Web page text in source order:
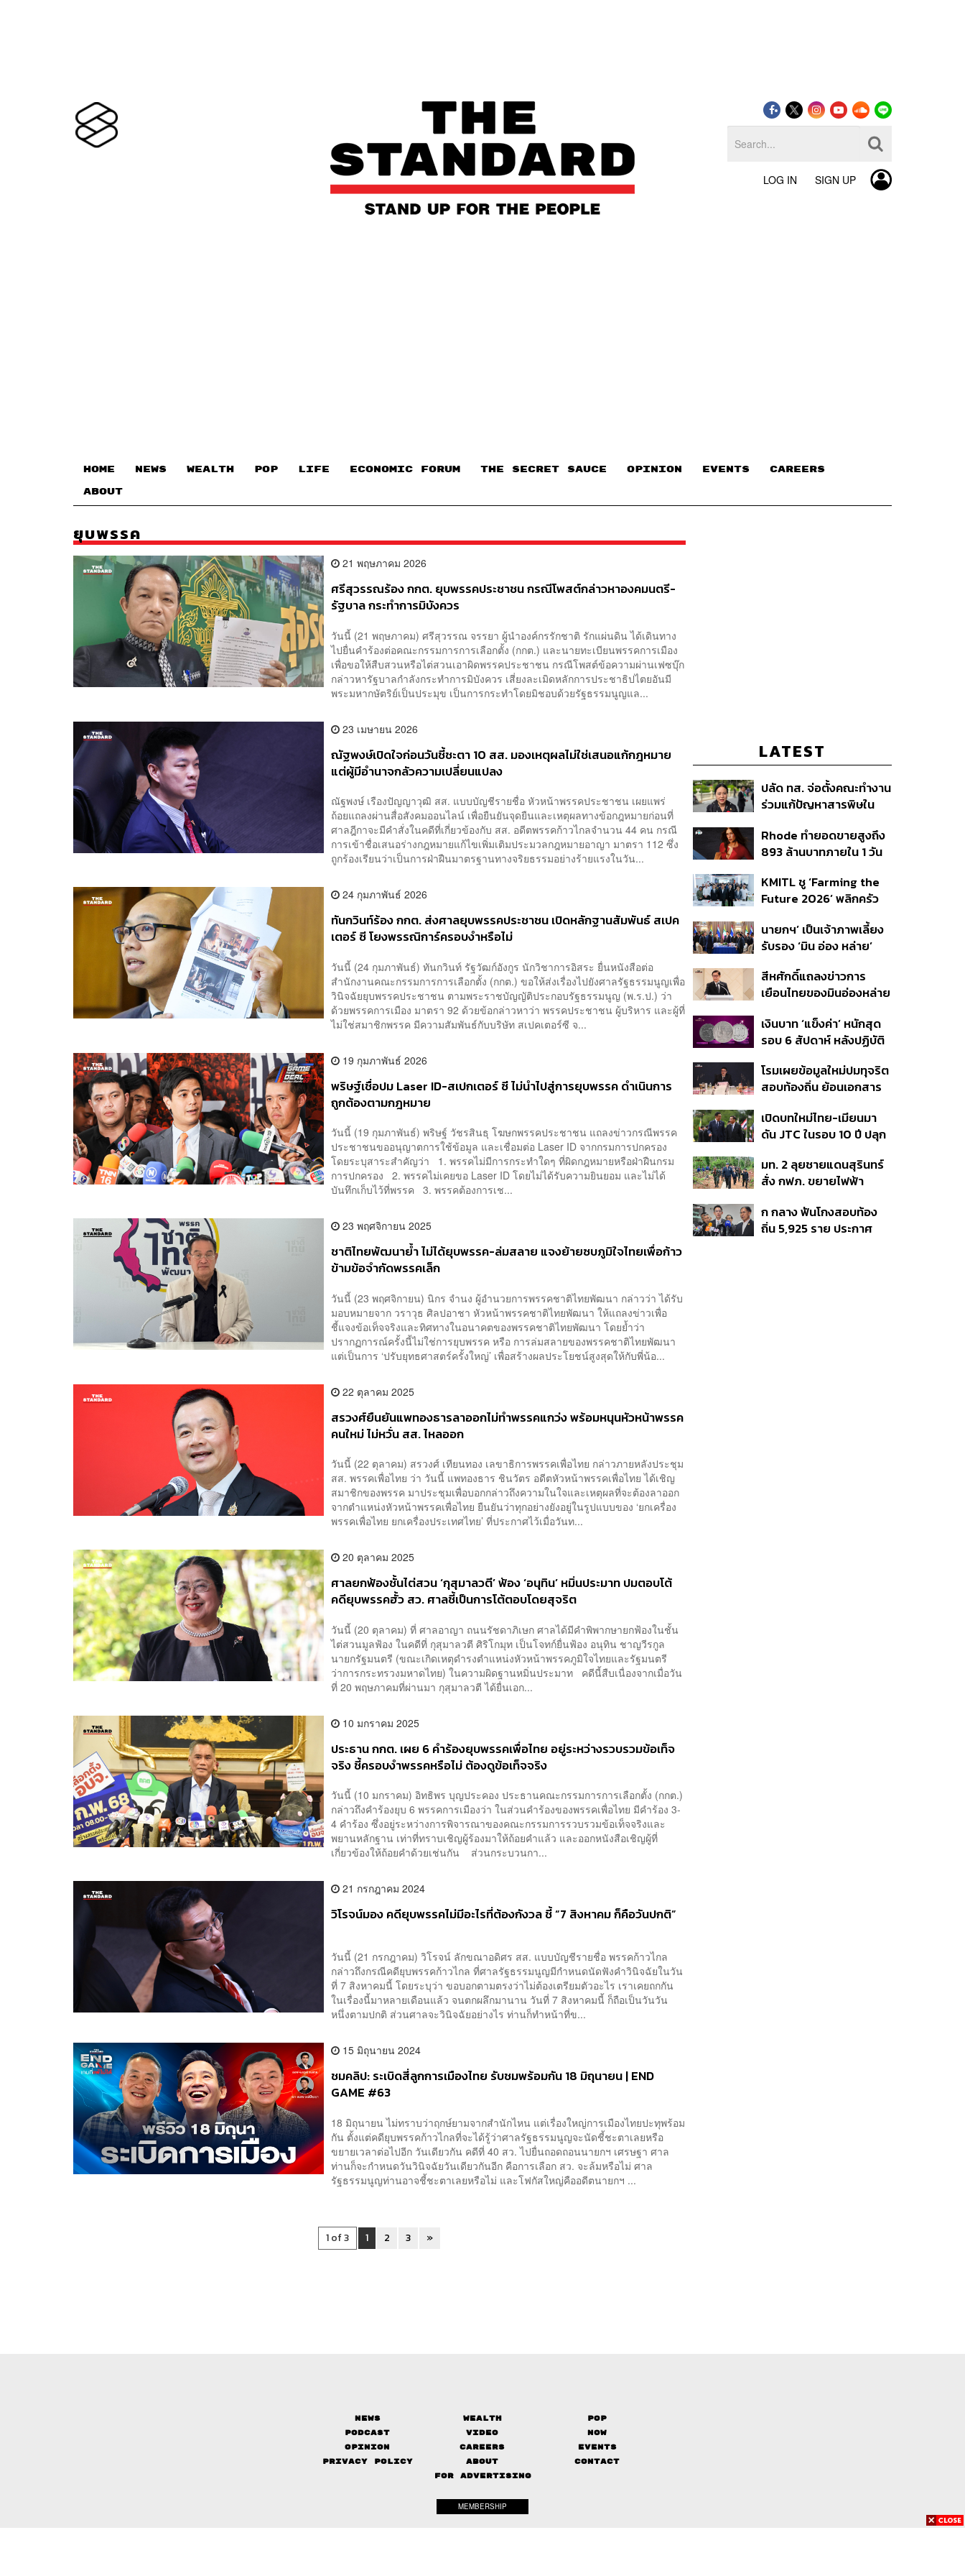
LOG IN SIGN UP
HOME NEWS WEALTH POP LIFE ECONOMIC FORUM THE SECRET SAUCE​ OPINION EVENTS CAREERS
ABOUT
ยุบพรรค
21 พฤษภาคม 2026
ศรีสุวรรณร้อง กกต. ยุบพรรคประชาชน กรณีโพสต์กล่าวหาองคมนตรี-
รัฐบาล กระทำการมิบังควร
วันนี้ (21 พฤษภาคม) ศรีสุวรรณ จรรยา ผู้นำองค์กรรักชาติ รักแผ่นดิน ได้เดินทาง
ไปยื่นคำร้องต่อคณะกรรมการการเลือกตั้ง (กกต.) และนายทะเบียนพรรคการเมือง
เพื่อขอให้สืบสวนหรือไต่สวนเอาผิดพรรคประชาชน กรณีโพสต์ข้อความผ่านเฟซบุ๊ก
กล่าวหารัฐบาลกำลังกระทำการมิบังควร เสี่ยงละเมิดหลักการประชาธิปไตยอันมี
พระมหากษัตริย์เป็นประมุข เป็นการกระทำโดยมิชอบด้วยรัฐธรรมนูญแล...
23 เมษายน 2026
ณัฐพงษ์เปิดใจก่อนวันชี้ชะตา 10 สส. มองเหตุผลไม่ใช่เสนอแก้กฎหมาย
แต่ผู้มีอำนาจกลัวความเปลี่ยนแปลง
ณัฐพงษ์ เรืองปัญญาวุฒิ สส. แบบบัญชีรายชื่อ หัวหน้าพรรคประชาชน เผยแพร่
ถ้อยแถลงผ่านสื่อสังคมออนไลน์ เพื่อยืนยันจุดยืนและเหตุผลทางข้อกฎหมายก่อนที่
ศาลฎีกาจะมีคำสั่งในคดีที่เกี่ยวข้องกับ สส. อดีตพรรคก้าวไกลจำนวน 44 คน กรณี
การเข้าชื่อเสนอร่างกฎหมายแก้ไขเพิ่มเติมประมวลกฎหมายอาญา มาตรา 112 ซึ่ง
ถูกร้องเรียนว่าเป็นการฝ่าฝืนมาตรฐานทางจริยธรรมอย่างร้ายแรงในวัน...
24 กุมภาพันธ์ 2026
ทันกวินท์ร้อง กกต. ส่งศาลยุบพรรคประชาชน เปิดหลักฐานสัมพันธ์ สเปค
เตอร์ ซี โยงพรรณิการ์ครอบงำหรือไม่
วันนี้ (24 กุมภาพันธ์) ทันกวินท์ รัฐวัฒก์อังกูร นักวิชาการอิสระ ยื่นหนังสือต่อ
สำนักงานคณะกรรมการการเลือกตั้ง (กกต.) ขอให้ส่งเรื่องไปยังศาลรัฐธรรมนูญเพื่อ
วินิจฉัยยุบพรรคประชาชน ตามพระราชบัญญัติประกอบรัฐธรรมนูญ (พ.ร.ป.) ว่า
ด้วยพรรคการเมือง มาตรา 92 ด้วยข้อกล่าวหาว่า พรรคประชาชน ผู้บริหาร และผู้ที่
ไม่ใช่สมาชิกพรรค มีความสัมพันธ์กับบริษัท สเปคเตอร์ซี จ...
19 กุมภาพันธ์ 2026
พริษฐ์เชื่อปม Laser ID-สเปกเตอร์ ซี ไม่นำไปสู่การยุบพรรค ดำเนินการ
ถูกต้องตามกฎหมาย
วันนี้ (19 กุมภาพันธ์) พริษฐ์ วัชรสินธุ โฆษกพรรคประชาชน แถลงข่าวกรณีพรรค
ประชาชนขออนุญาตการใช้ข้อมูล และเชื่อมต่อ Laser ID จากกรมการปกครอง
โดยระบุสาระสำคัญว่า 1. พรรคไม่มีการกระทำใดๆ ที่ผิดกฎหมายหรือฝ่าฝืนกรม
การปกครอง 2. พรรคไม่เคยขอ Laser ID โดยไม่ได้รับความยินยอม และไม่ได้
บันทึกเก็บไว้ที่พรรค 3. พรรคต้องการเช...
23 พฤศจิกายน 2025
ชาติไทยพัฒนาย้ำ ไม่ได้ยุบพรรค-ล่มสลาย แจงย้ายซบภูมิใจไทยเพื่อก้าว
ข้ามข้อจำกัดพรรคเล็ก
วันนี้ (23 พฤศจิกายน) นิกร จำนง ผู้อำนวยการพรรคชาติไทยพัฒนา กล่าวว่า ได้รับ
มอบหมายจาก วราวุธ ศิลปอาชา หัวหน้าพรรคชาติไทยพัฒนา ให้แถลงข่าวเพื่อ
ชี้แจงข้อเท็จจริงและทิศทางในอนาคตของพรรคชาติไทยพัฒนา โดยย้ำว่า
ปรากฏการณ์ครั้งนี้ไม่ใช่การยุบพรรค หรือ การล่มสลายของพรรคชาติไทยพัฒนา
แต่เป็นการ ‘ปรับยุทธศาสตร์ครั้งใหญ่’ เพื่อสร้างผลประโยชน์สูงสุดให้กับพี่น้อ...
22 ตุลาคม 2025
สรวงศ์ยืนยันแพทองธารลาออกไม่ทำพรรคแกว่ง พร้อมหนุนหัวหน้าพรรค
คนใหม่ ไม่หวั่น สส. ไหลออก
วันนี้ (22 ตุลาคม) สรวงศ์ เทียนทอง เลขาธิการพรรคเพื่อไทย กล่าวภายหลังประชุม
สส. พรรคเพื่อไทย ว่า วันนี้ แพทองธาร ชินวัตร อดีตหัวหน้าพรรคเพื่อไทย ได้เชิญ
สมาชิกของพรรค มาประชุมเพื่อบอกกล่าวถึงความในใจและเหตุผลที่จะต้องลาออก
จากตำแหน่งหัวหน้าพรรคเพื่อไทย ยืนยันว่าทุกอย่างยังอยู่ในรูปแบบของ ‘ยกเครื่อง
พรรคเพื่อไทย ยกเครื่องประเทศไทย’ ที่ประกาศไว้เมื่อวันท...
20 ตุลาคม 2025
ศาลยกฟ้องชั้นไต่สวน ‘กุสุมาลวตี’ ฟ้อง ‘อนุทิน’ หมิ่นประมาท ปมตอบโต้
คดียุบพรรคฮั้ว สว. ศาลชี้เป็นการโต้ตอบโดยสุจริต
วันนี้ (20 ตุลาคม) ที่ ศาลอาญา ถนนรัชดาภิเษก ศาลได้มีคำพิพากษายกฟ้องในชั้น
ไต่สวนมูลฟ้อง ในคดีที่ กุสุมาลวตี ศิริโกมุท เป็นโจทก์ยื่นฟ้อง อนุทิน ชาญวีรกูล
นายกรัฐมนตรี (ขณะเกิดเหตุดำรงตำแหน่งหัวหน้าพรรคภูมิใจไทยและรัฐมนตรี
ว่าการกระทรวงมหาดไทย) ในความผิดฐานหมิ่นประมาท คดีนี้สืบเนื่องจากเมื่อวัน
ที่ 20 พฤษภาคมที่ผ่านมา กุสุมาลวตี ได้ยื่นเอก...
10 มกราคม 2025
ประธาน กกต. เผย 6 คำร้องยุบพรรคเพื่อไทย อยู่ระหว่างรวบรวมข้อเท็จ
จริง ชี้ครอบงำพรรคหรือไม่ ต้องดูข้อเท็จจริง
วันนี้ (10 มกราคม) อิทธิพร บุญประคอง ประธานคณะกรรมการการเลือกตั้ง (กกต.)
กล่าวถึงคำร้องยุบ 6 พรรคการเมืองว่า ในส่วนคำร้องของพรรคเพื่อไทย มีคำร้อง 3-
4 คำร้อง ซึ่งอยู่ระหว่างการพิจารณาของคณะกรรมการรวบรวมข้อเท็จจริงและ
พยานหลักฐาน เท่าที่ทราบเชิญผู้ร้องมาให้ถ้อยคำแล้ว และออกหนังสือเชิญผู้ที่
เกี่ยวข้องให้ถ้อยคำด้วยเช่นกัน ส่วนกระบวนกา...
21 กรกฎาคม 2024
วิโรจน์มอง คดียุบพรรคไม่มีอะไรที่ต้องกังวล ชี้ “7 สิงหาคม ก็คือวันปกติ”
วันนี้ (21 กรกฎาคม) วิโรจน์ ลักขณาอดิศร สส. แบบบัญชีรายชื่อ พรรคก้าวไกล
กล่าวถึงกรณีคดียุบพรรคก้าวไกล ที่ศาลรัฐธรรมนูญมีกำหนดนัดฟังคำวินิจฉัยในวัน
ที่ 7 สิงหาคมนี้ โดยระบุว่า ขอบอกตามตรงว่าไม่ต้องเตรียมตัวอะไร เราเคยถกกัน
ในเรื่องนี้มาหลายเดือนแล้ว จนตกผลึกมานาน วันที่ 7 สิงหาคมนี้ ก็ถือเป็นวันวัน
หนึ่งตามปกติ ส่วนศาลจะวินิจฉัยอย่างไร ท่านก็ทำหน้าที่ข...
15 มิถุนายน 2024
ชมคลิป: ระเบิดสี่ลูกการเมืองไทย รับชมพร้อมกัน 18 มิถุนายน | END
GAME #63
18 มิถุนายน ไม่ทราบว่าฤกษ์ยามจากสำนักไหน แต่เรื่องใหญ่การเมืองไทยปะทุพร้อม
กัน ตั้งแต่คดียุบพรรคก้าวไกลที่จะได้รู้ว่าศาลรัฐธรรมนูญจะนัดชี้ชะตาเลยหรือ
ขยายเวลาต่อไปอีก วันเดียวกัน คดีที่ 40 สว. ไปยื่นถอดถอนนายกฯ เศรษฐา ศาล
ท่านก็จะกำหนดวันวินิจฉัยวันเดียวกันอีก คือการเลือก สว. จะล้มหรือไม่ ศาล
รัฐธรรมนูญท่านอาจชี้ชะตาเลยหรือไม่ และโฟกัสใหญ่คืออดีตนายกฯ ...
1 of 3 1 2 3 »
LATEST
ปลัด ทส. จ่อตั้งคณะทำงาน
ร่วมแก้ปัญหาสารพิษใน
เมียนมา เล็งเริ่มถกนัดแรก
ส.ค.นี้
Rhode ทำยอดขายสูงถึง
893 ล้านบาทภายใน 1 วัน
ล่าสุด
KMITL ชู ‘Farming the
Future 2026’ พลิกครัว
ด้วย One Health
นายกฯ’ เป็นเจ้าภาพเลี้ยง
รับรอง ‘มิน อ่อง หล่าย’
ร่วมงาน
สีหศักดิ์แถลงข่าวการ
เยือนไทยของมินอ่องหล่าย
สร้างสรรค์ ตรงไปตรงมา
ย้ำต้องการให้เมียนมากลับ
เงินบาท ‘แข็งค่า’ หนักสุด
รอบ 6 สัปดาห์ หลังปฏิบัติ
สหรัฐฯ-ญี่ปุ่น Standard
Chartered เปิดเป้าสิ้นปีนี้
ต่อดอลลาร์
โรมเผยข้อมูลใหม่ปมทุจริต
สอบท้องถิ่น ย้อนเอกสาร
อนุทิน จ่อสอบต่อเอี่ยว
ตัดตอน ม.บูรพา หรือไม่
เปิดบทใหม่ไทย-เมียนมา
ดัน JTC ในรอบ 10 ปี ปลุก
ชายแดน ท่าเรือน้ำลึก
ทวาย
มท. 2 ลุยชายแดนสุรินทร์
สั่ง กฟภ. ขยายไฟฟ้า
350’ เสริมความมั่นคง
ชายแดน
ก กลาง ฟันโกงสอบท้อง
ถิ่น 5,925 ราย ประกาศ
News Wealth
Pop
Podcast
Video
Now
Opinion
Careers
Events
Privacy Policy
About
Contact
FOR ADVERTISING
MEMBERSHIP